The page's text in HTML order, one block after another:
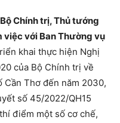
Chính trị, Thủ tướng
việc với Ban Thường vụ
khai thực hiện Nghị
của Bộ Chính trị về
Thơ đến năm 2030,
số 45/2022/QH15
điểm một số cơ chế,